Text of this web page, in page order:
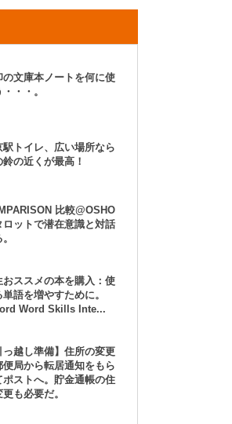
の文庫本ノートを何に使
・・。
駅トイレ、広い場所なら
鈴の近くが最高！
比較@OSHO
ロットで潜在意識と対話
おススメの本を購入：使
単語を増やすために。
Word Skills Inte...
っ越し準備】住所の変更
便局から転居通知をもら
ポストへ。貯金通帳の住
更も必要だ。